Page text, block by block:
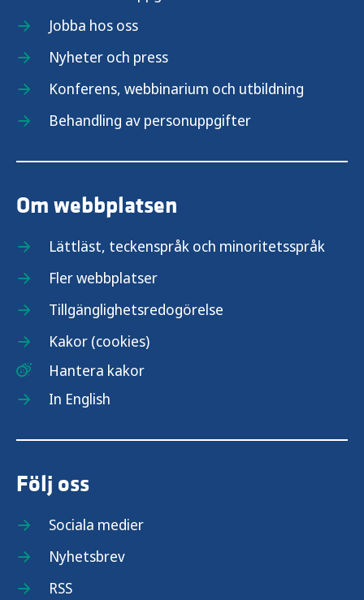
Jobba hos oss
Nyheter och press
Konferens, webbinarium och utbildning
Behandling av personuppgifter
Om webbplatsen
Lättläst, teckenspråk och minoritetsspråk
Fler webbplatser
Tillgänglighetsredogörelse
Kakor (cookies)
Hantera kakor
In English
Följ oss
Sociala medier
Nyhetsbrev
RSS